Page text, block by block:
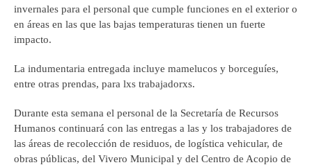
invernales para el personal que cumple funciones en el exterior o
en áreas en las que las bajas temperaturas tienen un fuerte
impacto.
La indumentaria entregada incluye mamelucos y borceguíes,
entre otras prendas, para lxs trabajadorxs.
Durante esta semana el personal de la Secretaría de Recursos
Humanos continuará con las entregas a las y los trabajadores de
las áreas de recolección de residuos, de logística vehicular, de
obras públicas, del Vivero Municipal y del Centro de Acopio de